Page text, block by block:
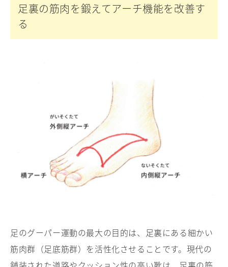
足裏の筋肉を鍛えてアーチ機能を改善す
る
足のグーパー運動の最大の目的は、足裏にある細かい
筋肉群（足底筋群）を活性化させることです。現代の